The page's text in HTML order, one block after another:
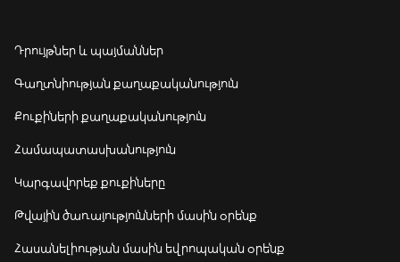
Դրույթներ և պայմաններ
Գաղտնիության քաղաքականություն
Քուքիների քաղաքականություն
Համապատասխանություն
Կարգավորեք քուքիները
Թվային ծառայությունների մասին օրենք
Հասանելիության մասին եվրոպական օրենք